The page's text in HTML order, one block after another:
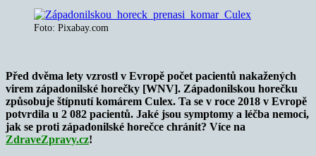
Foto: Pixabay.com
Před dvěma lety vzrostl v Evropě počet pacientů nakažených
virem západonilské horečky [WNV]. Západonilskou horečku
způsobuje štípnutí komárem Culex. Ta se v roce 2018 v Evropě
potvrdila u 2 082 pacientů. Jaké jsou symptomy a léčba nemoci,
jak se proti západonilské horečce chránit? Více na
ZdraveZpravy.cz!